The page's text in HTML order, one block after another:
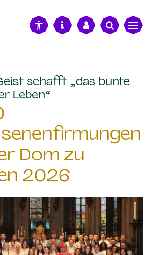
schafft „das bunte
Leben“
Dom zu
2026